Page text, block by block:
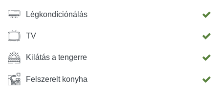
Légkondíciónálás
TV
Kilátás a tengerre
Felszerelt konyha